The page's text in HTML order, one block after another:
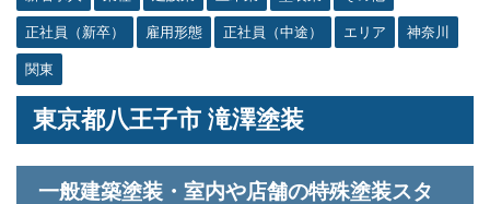
正社員（新卒） 雇用形態 正社員（中途） エリア 神奈川
関東
東京都八王子市 滝澤塗装
一般建築塗装・室内や店舗の特殊塗装スタ